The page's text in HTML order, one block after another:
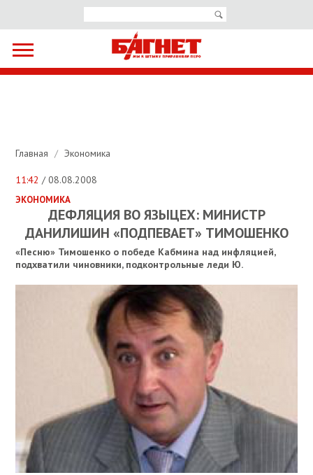
Главная / Экономика
11:42 / 08.08.2008
ЭКОНОМИКА
ДЕФЛЯЦИЯ ВО ЯЗЫЦЕХ: МИНИСТР
ДАНИЛИШИН «ПОДПЕВАЕТ» ТИМОШЕНКО
«Песню» Тимошенко о победе Кабмина над инфляцией,
подхватили чиновники, подконтрольные леди Ю.